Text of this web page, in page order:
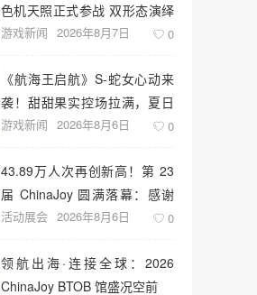
色机天照正式参战 双形态演绎
空中战技
游戏新闻 2026年8月7日 0
《航海王启航》S-蛇女心动来
袭！甜甜果实控场拉满，夏日
盛宴开启
游戏新闻 2026年8月6日 0
43.89万人次再创新高！第 23
届 ChinaJoy 圆满落幕：感谢
有你，共赴这场“与 AI 同游”的
活动展会 2026年8月6日 0
领航出海·连接全球：2026
ChinaJoy BTOB 馆盛况空前